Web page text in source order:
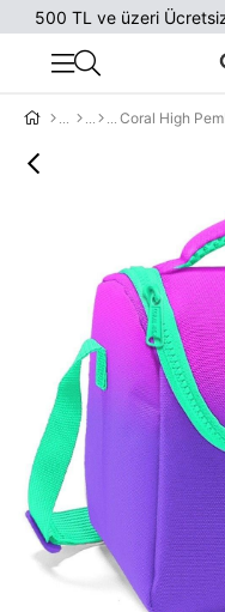
500 TL ve üzeri